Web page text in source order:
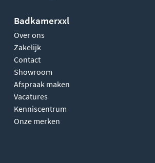
Badkamerxxl
Over ons
Zakelijk
Contact
Showroom
Afspraak maken
Vacatures
Kenniscentrum
Onze merken